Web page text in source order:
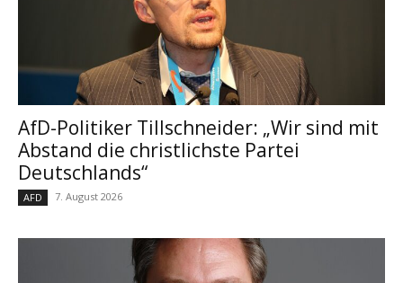
AfD-Politiker Tillschneider: „Wir sind mit
Abstand die christlichste Partei
Deutschlands“
AFD 7. August 2026